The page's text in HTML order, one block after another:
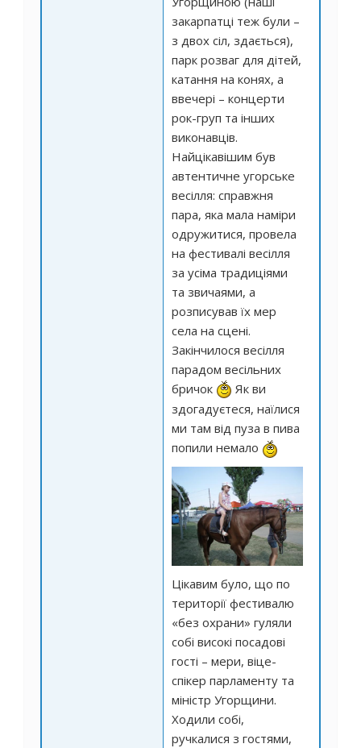
закарпатці теж були –
з двох сіл, здається),
парк розваг для дітей,
катання на конях, а
ввечері – концерти
рок-груп та інших
виконавців.
Найцікавішим був
автентичне угорське
весілля: справжня
пара, яка мала наміри
одружитися, провела
на фестивалі весілля
за усіма традиціями
та звичаями, а
розписував їх мер
села на сцені.
Закінчилося весілля
парадом весільних
бричок
Як ви
здогадуєтеся, наїлися
ми там від пуза в пива
попили немало
Цікавим було, що по
території фестивалю
«без охрани» гуляли
собі високі посадові
гості – мери, віце-
спікер парламенту та
міністр Угорщини.
Ходили собі,
ручкалися з гостями,